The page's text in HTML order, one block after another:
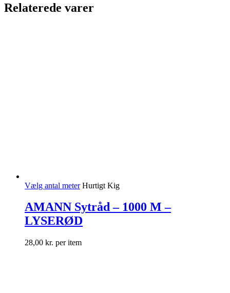
Relaterede varer
Vælg antal meter Hurtigt Kig
AMANN Sytråd – 1000 M –
LYSERØD
28,00 kr. per item